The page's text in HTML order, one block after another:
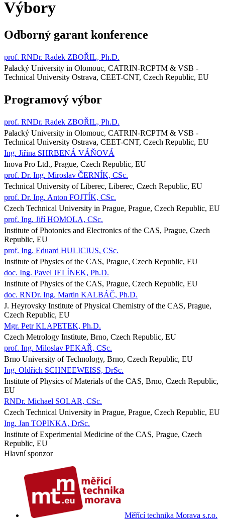
Výbory
Odborný garant konference
prof. RNDr. Radek ZBOŘIL, Ph.D.
Palacký University in Olomouc, CATRIN-RCPTM & VSB -
Technical University Ostrava, CEET-CNT, Czech Republic, EU
Programový výbor
prof. RNDr. Radek ZBOŘIL, Ph.D.
Palacký University in Olomouc, CATRIN-RCPTM & VSB -
Technical University Ostrava, CEET-CNT, Czech Republic, EU
Ing. Jiřina SHRBENÁ VÁŇOVÁ
Inova Pro Ltd., Prague, Czech Republic, EU
prof. Dr. Ing. Miroslav ČERNÍK, CSc.
Technical University of Liberec, Liberec, Czech Republic, EU
prof. Dr. Ing. Anton FOJTÍK, CSc.
Czech Technical University in Prague, Prague, Czech Republic, EU
prof. Ing. Jiří HOMOLA, CSc.
Institute of Photonics and Electronics of the CAS, Prague, Czech
Republic, EU
prof. Ing. Eduard HULICIUS, CSc.
Institute of Physics of the CAS, Prague, Czech Republic, EU
doc. Ing. Pavel JELÍNEK, Ph.D.
Institute of Physics of the CAS, Prague, Czech Republic, EU
doc. RNDr. Ing. Martin KALBÁČ, Ph.D.
J. Heyrovsky Institute of Physical Chemistry of the CAS, Prague,
Czech Republic, EU
Mgr. Petr KLAPETEK, Ph.D.
Czech Metrology Institute, Brno, Czech Republic, EU
prof. Ing. Miloslav PEKAŘ, CSc.
Brno University of Technology, Brno, Czech Republic, EU
Ing. Oldřich SCHNEEWEISS, DrSc.
Institute of Physics of Materials of the CAS, Brno, Czech Republic,
EU
RNDr. Michael SOLAR, CSc.
Czech Technical University in Prague, Prague, Czech Republic, EU
Ing. Jan TOPINKA, DrSc.
Institute of Experimental Medicine of the CAS, Prague, Czech
Republic, EU
Hlavní sponzor
Měřící technika Morava s.r.o.